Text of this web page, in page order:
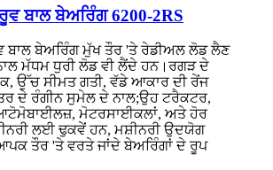
ਬਾਲ ਬੇਅਰਿੰਗ 6200-2RS
ਬਾਲ ਬੇਅਰਿੰਗ ਮੁੱਖ ਤੌਰ 'ਤੇ ਰੇਡੀਅਲ ਲੋਡ ਲੈਣ
ਮੱਧਮ ਧੁਰੀ ਲੋਡ ਵੀ ਲੈਂਦੇ ਹਨ।ਰਗੜ ਦੇ
ਉੱਚ ਸੀਮਤ ਗਤੀ, ਵੱਡੇ ਆਕਾਰ ਦੀ ਰੇਂਜ
ਦੇ ਰੰਗੀਨ ਸੁਮੇਲ ਦੇ ਨਾਲ;ਉਹ ਟਰੈਕਟਰ,
ਮੋਟਰਸਾਈਕਲਾਂ, ਅਤੇ ਹੋਰ
ਲਈ ਢੁਕਵੇਂ ਹਨ, ਮਸ਼ੀਨਰੀ ਉਦਯੋਗ
ਤੌਰ 'ਤੇ ਵਰਤੇ ਜਾਂਦੇ ਬੇਅਰਿੰਗਾਂ ਦੇ ਰੂਪ